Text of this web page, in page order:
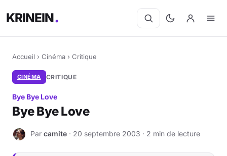
KRINEIN
Accueil › Cinéma › Critique
CINÉMA CRITIQUE
Bye Bye Love
Bye Bye Love
C Par camite · 20 septembre 2003 · 2 min de lecture